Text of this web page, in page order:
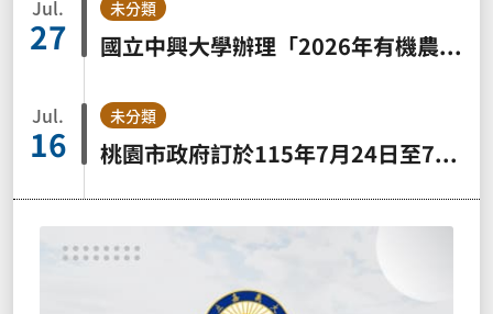
Jul.
27
未分類
國立中興大學辦理「2026年有機農業論壇－有機生態價值與企業ESG實踐」請踴躍參加
Jul.
16
未分類
桃園市政府訂於115年7月24日至7月26日與艸植感公司假桃園會展中心共同辦理「2026亞洲植物博覽會」，歡迎踴躍參加